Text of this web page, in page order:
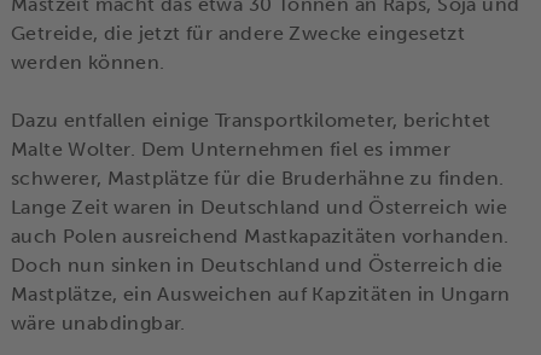
Mastzeit macht das etwa 30 Tonnen an Raps, Soja und
Getreide, die jetzt für andere Zwecke eingesetzt
werden können.
Dazu entfallen einige Transport­kilometer, berichtet
Malte Wolter. Dem Unternehmen fiel es immer
schwerer, Mastplätze für die Bruderhähne zu finden.
Lange Zeit waren in Deutschland und Österreich wie
auch Polen ausreichend Mastkapazitäten vorhanden.
Doch nun sinken in Deutschland und Österreich die
Mastplätze, ein Ausweichen auf Kapzitäten in Ungarn
wäre unabdingbar.